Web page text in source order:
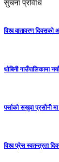
सुचना प्रविधि
विश्व वातावरण दिवसको
धोबिनी गाउँपालिकामा
पर्साको सखुवा प्रसौनी
विश्व प्रेस स्वतन्त्रता